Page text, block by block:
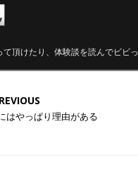
頂けたり、体験談を読んでビビ
はやっぱり理由がある